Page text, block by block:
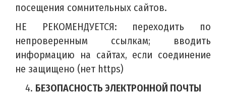
посещения сомнительных сайтов.
НЕ РЕКОМЕНДУЕТСЯ: переходить по
непроверенным ссылкам; вводить
информацию на сайтах, если соединение
не защищено (нет https)
БЕЗОПАСНОСТЬ ЭЛЕКТРОННОЙ ПОЧТЫ